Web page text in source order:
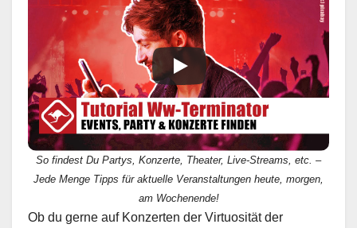
So findest Du Partys, Konzerte, Theater, Live-Streams, etc. –
Jede Menge Tipps für aktuelle Veranstaltungen heute, morgen,
am Wochenende!
Ob du gerne auf Konzerten der Virtuosität der